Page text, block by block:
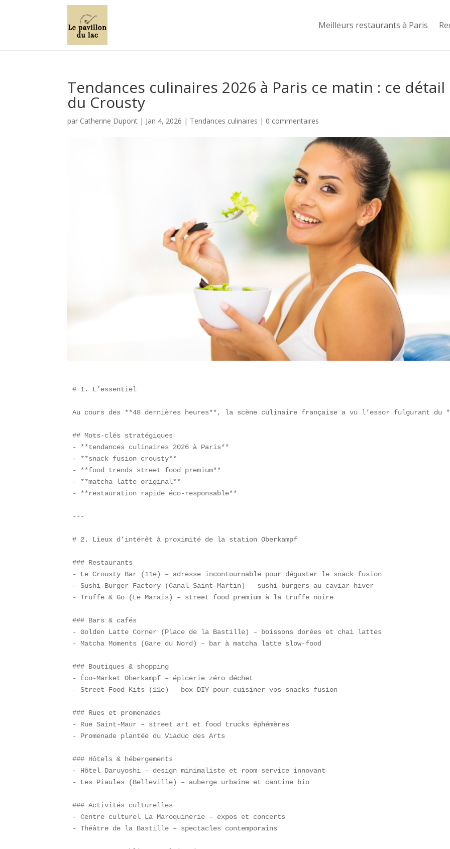
Meilleurs restaurants à Paris
Tendances culinaires 2026 à Paris ce matin : ce détail
du Crousty
par Catherine Dupont | Jan 4, 2026 | Tendances culinaires | 0 commentaires
# 1. L’essentiel
Au cours des **48 dernières heures**, la scène culinaire française a vu l’essor fulgurant
## Mots-clés stratégiques
- **tendances culinaires 2026 à Paris**
- **snack fusion crousty**
- **food trends street food premium**
- **matcha latte original**
- **restauration rapide éco-responsable**
---
# 2. Lieux d’intérêt à proximité de la station Oberkampf
### Restaurants
- Le Crousty Bar (11e) – adresse incontournable pour déguster le snack fusion
- Sushi-Burger Factory (Canal Saint-Martin) – sushi-burgers au caviar hiver
- Truffe & Go (Le Marais) – street food premium à la truffe noire
### Bars & cafés
- Golden Latte Corner (Place de la Bastille) – boissons dorées et chai lattes
- Matcha Moments (Gare du Nord) – bar à matcha latte slow-food
### Boutiques & shopping
- Éco-Market Oberkampf – épicerie zéro déchet
- Street Food Kits (11e) – box DIY pour cuisiner vos snacks fusion
### Rues et promenades
- Rue Saint-Maur – street art et food trucks éphémères
- Promenade plantée du Viaduc des Arts
### Hôtels & hébergements
- Hôtel Daruyoshi – design minimaliste et room service innovant
- Les Piaules (Belleville) – auberge urbaine et cantine bio
### Activités culturelles
- Centre culturel La Maroquinerie – expos et concerts
- Théâtre de la Bastille – spectacles contemporains